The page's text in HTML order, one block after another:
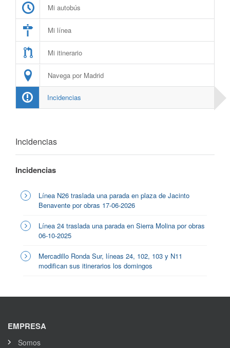
Mi autobús
Mi línea
Mi itinerario
Navega por Madrid
Incidencias
Incidencias
Incidencias
Línea N26 traslada una parada en plaza de Jacinto
Benavente por obras 17-06-2026
Línea 24 traslada una parada en Sierra Molina por obras
06-10-2025
Mercadillo Ronda Sur, líneas 24, 102, 103 y N11
modifican sus itinerarios los domingos
EMPRESA
Somos